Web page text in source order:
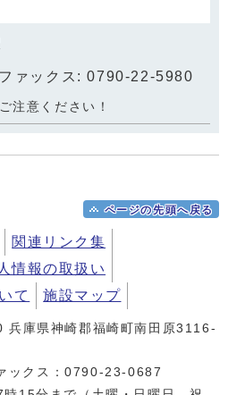
ファックス: 0790-22-5980
注意ください！
ページの先頭へ戻る
関連リンク集
情報の取扱い
て
施設マップ
兵庫県神崎郡福崎町南田原3116-
ックス：0790-23-0687